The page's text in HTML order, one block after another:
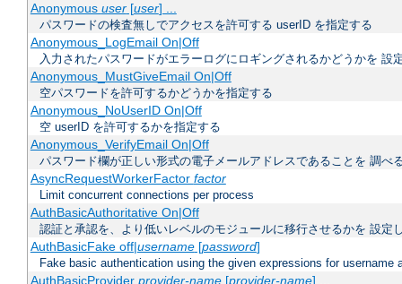
Anonymous user[user] ...
パスワードの検査無しでアクセスを許可する userID を指定する
Anonymous_LogEmail On|Off
入力されたパスワードがエラーログにロギングされるかどうかを 設
Anonymous_MustGiveEmail On|Off
空パスワードを許可するかどうかを指定する
Anonymous_NoUserID On|Off
空 userID を許可するかを指定する
Anonymous_VerifyEmail On|Off
パスワード欄が正しい形式の電子メールアドレスであることを 調べ
AsyncRequestWorkerFactor factor
Limit concurrent connections per process
AuthBasicAuthoritative On|Off
認証と承認を、より低いレベルのモジュールに移行させるかを 設定
AuthBasicFake off|username[password]
Fake basic authentication using the given expressions for username
AuthBasicProvider provider-name[provider-name] ...